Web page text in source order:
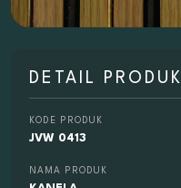
DETAIL PRODUK
KODE PRODUK
JVW 0413
NAMA PRODUK